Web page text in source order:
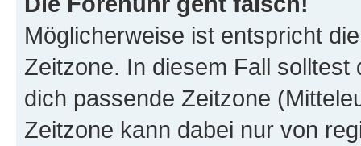
Möglicherweise ist entspricht
Zeitzone. In diesem Fall solltest
dich passende Zeitzone
Zeitzone kann dabei nur von